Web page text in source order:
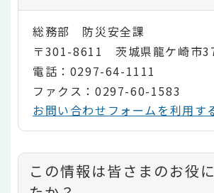
総務部 防災安全課
〒301-8611 茨城県龍ケ崎市
電話：0297-64-1111
ファクス：0297-60-1583
お問い合わせフォームを利用す
コ
この情報は皆さまのお役